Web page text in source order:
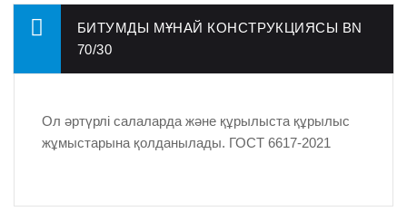
БИТУМДЫ МҰНАЙ КОНСТРУКЦИЯСЫ BN
70/30
Ол әртүрлі салаларда және құрылыста құрылыс
жұмыстарына қолданылады. ГОСТ 6617-2021